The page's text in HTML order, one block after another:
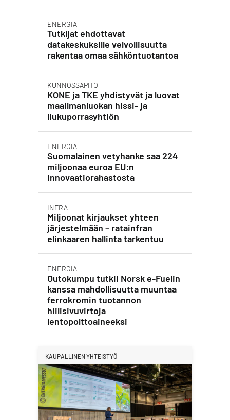
ENERGIA
Tutkijat ehdottavat
datakeskuksille velvollisuutta
rakentaa omaa sähköntuotantoa
KUNNOSSAPITO
KONE ja TKE yhdistyvät ja luovat
maailmanluokan hissi- ja
liukuporrasyhtiön
ENERGIA
Suomalainen vetyhanke saa 224
miljoonaa euroa EU:n
innovaatiorahastosta
INFRA
Miljoonat kirjaukset yhteen
järjestelmään – ratainfran
elinkaaren hallinta tarkentuu
ENERGIA
Outokumpu tutkii Norsk e-Fuelin
kanssa mahdollisuutta muuntaa
ferrokromin tuotannon
hiilisivuvirtoja
lentopolttoaineeksi
KAUPALLINEN YHTEISTYÖ